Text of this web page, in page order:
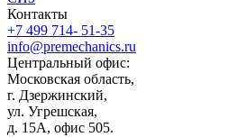
Контакты
+7 499 714- 51-35
info@premechanics.ru
Центральный офис:
Московская область,
г. Дзержинский,
ул. Угрешская,
д. 15А, офис 505.